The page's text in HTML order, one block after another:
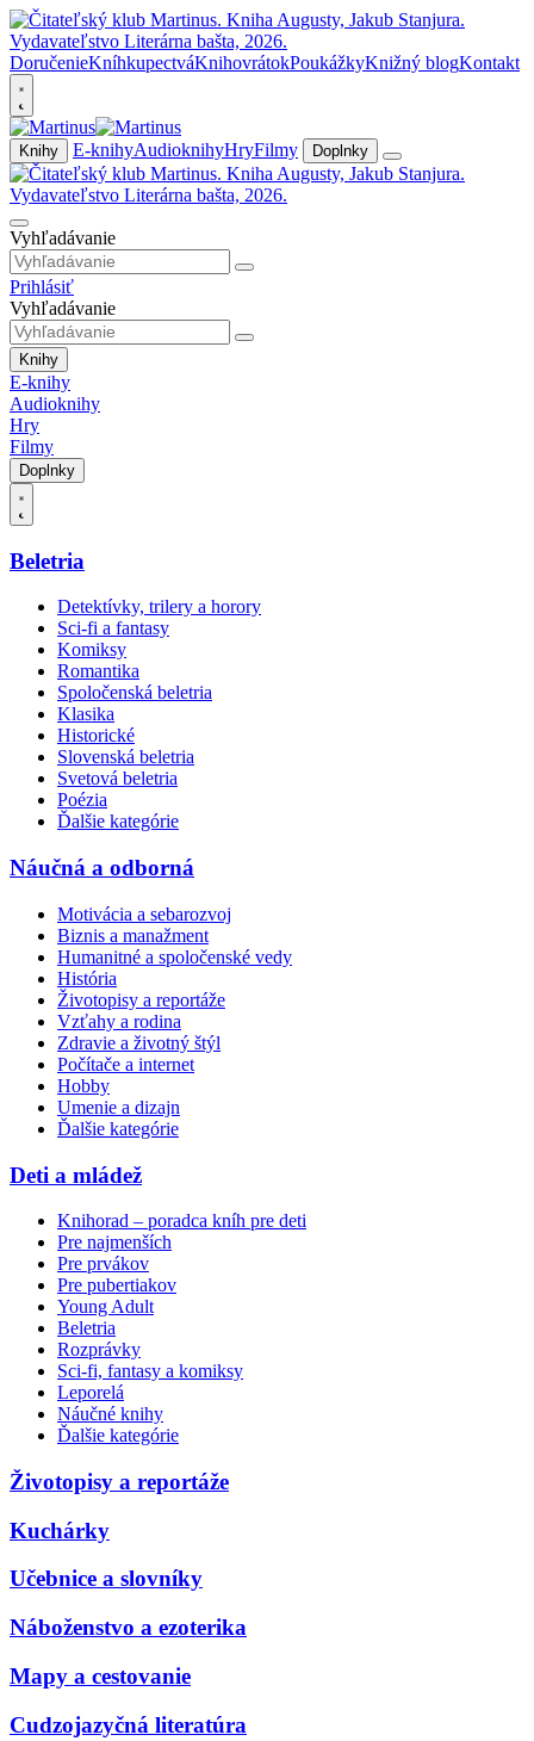
DoručenieKníhkupectváKnihovrátokPoukážkyKnižný blogKontakt
Knihy E-knihyAudioknihyHryFilmy Doplnky
Vyhľadávanie
Prihlásiť
Vyhľadávanie
Knihy
E-knihy
Audioknihy
Hry
Filmy
Doplnky
Beletria
Detektívky, trilery a horory
Sci-fi a fantasy
Komiksy
Romantika
Spoločenská beletria
Klasika
Historické
Slovenská beletria
Svetová beletria
Poézia
Ďalšie kategórie
Náučná a odborná
Motivácia a sebarozvoj
Biznis a manažment
Humanitné a spoločenské vedy
História
Životopisy a reportáže
Vzťahy a rodina
Zdravie a životný štýl
Počítače a internet
Hobby
Umenie a dizajn
Ďalšie kategórie
Deti a mládež
Knihorad – poradca kníh pre deti
Pre najmenších
Pre prvákov
Pre pubertiakov
Young Adult
Beletria
Rozprávky
Sci-fi, fantasy a komiksy
Leporelá
Náučné knihy
Ďalšie kategórie
Životopisy a reportáže
Kuchárky
Učebnice a slovníky
Náboženstvo a ezoterika
Mapy a cestovanie
Cudzojazyčná literatúra